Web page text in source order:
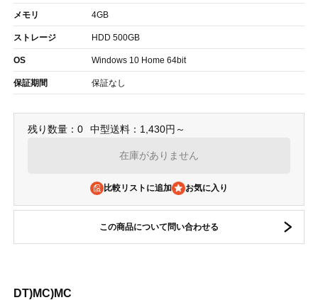
メモリ 4GB
ストレージ HDD 500GB
OS Windows 10 Home 64bit
保証期間 保証なし
残り数量：0 中型送料：1,430円～
在庫がありません
比較リストに追加
この商品について問い合わせる
DT)MC)MC